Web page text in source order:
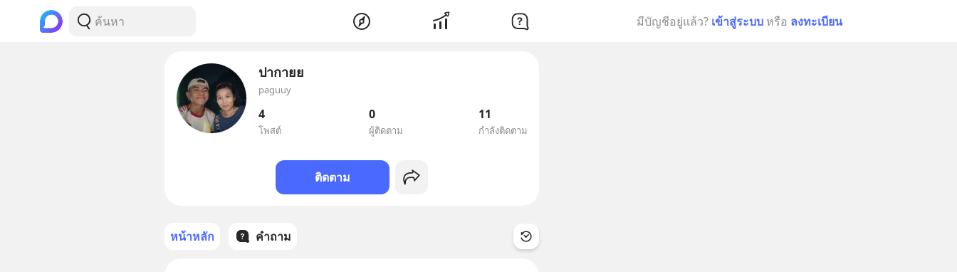
มีบัญชีอยู่แล้ว? เข้าสู่ระบบ หรือ ลงทะเบียน
ปากายย
paguuy
4
โพสต์
0
ผู้ติดตาม
11
กำลังติดตาม
ติดตาม
หน้าหลัก คำถาม